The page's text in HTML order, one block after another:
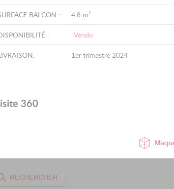
BALCON : 4.8 m²
: Vendu
1er trimestre 2024
360